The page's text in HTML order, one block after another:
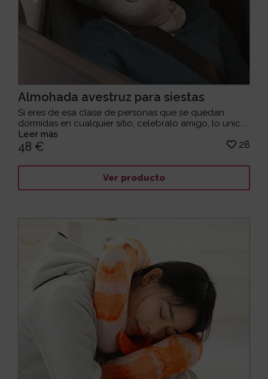
Almohada avestruz para siestas
Si eres de esa clase de personas que se quedan
dormidas en cualquier sitio, celebralo amigo, lo unic...
Leer más
48 € 28
Ver producto